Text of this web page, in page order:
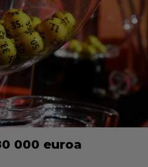
000 euroa